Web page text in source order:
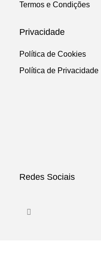
Termos e Condições
Privacidade
Política de Cookies
Política de Privacidade
Redes Sociais